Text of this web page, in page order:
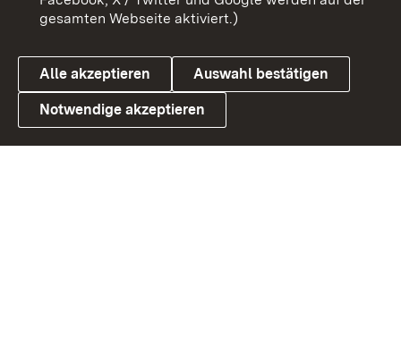
Link zum Landesportal
Datenschutz
Cookies
gesamten Webseite aktiviert.)
Alle akzeptieren Auswahl bestätigen
Notwendige akzeptieren